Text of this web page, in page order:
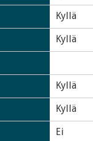
Kyllä
Kyllä
Kyllä
Kyllä
Ei